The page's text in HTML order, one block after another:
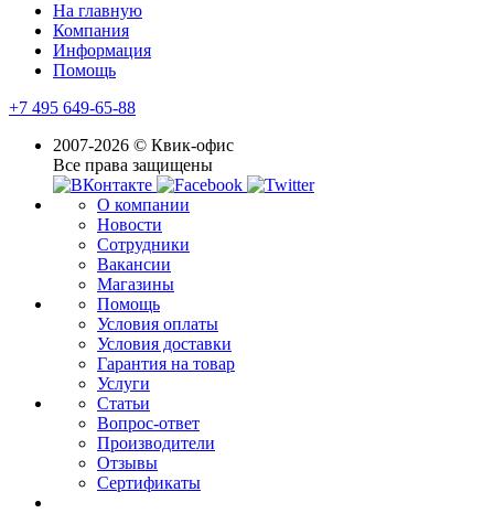
На главную
Компания
Информация
Помощь
+7 495 649-65-88
2007-2026 © Квик-офис
Все права защищены
О компании
Новости
Сотрудники
Вакансии
Магазины
Помощь
Условия оплаты
Условия доставки
Гарантия на товар
Услуги
Статьи
Вопрос-ответ
Производители
Отзывы
Сертификаты